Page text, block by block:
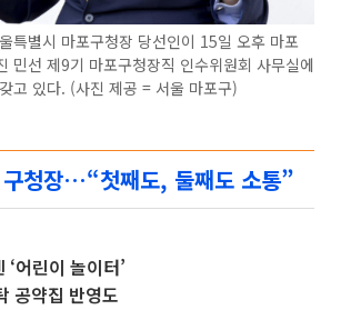
특별시 마포구청장 당선인이 15일 오후 마포
민선 제9기 마포구청장직 인수위원회 사무실에
고 있다. (사진 제공 = 서울 마포구)
구청장…“첫째도, 둘째도 소통”
어린이 놀이터’
공약집 반영도